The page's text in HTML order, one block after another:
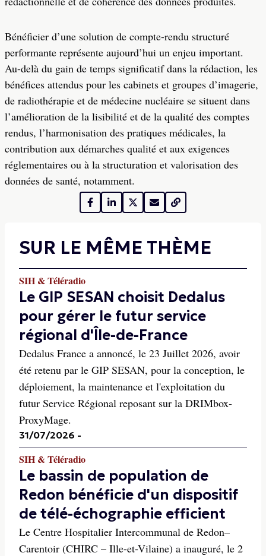
Bénéficier d’une solution de compte-rendu structuré
performante représente aujourd’hui un enjeu important.
Au-delà du gain de temps significatif dans la rédaction, les
bénéfices attendus pour les cabinets et groupes d’imagerie,
de radiothérapie et de médecine nucléaire se situent dans
l’amélioration de la lisibilité et de la qualité des comptes
rendus, l’harmonisation des pratiques médicales, la
contribution aux démarches qualité et aux exigences
réglementaires ou à la structuration et valorisation des
données de santé, notamment.
SUR LE MÊME THÈME
SIH & Téléradio
Le GIP SESAN choisit Dedalus
pour gérer le futur service
régional d'Île-de-France
Dedalus France a annoncé, le 23 Juillet 2026, avoir
été retenu par le GIP SESAN, pour la conception, le
déploiement, la maintenance et l'exploitation du
futur Service Régional reposant sur la DRIMbox-
ProxyMage.
31/07/2026 -
SIH & Téléradio
Le bassin de population de
Redon bénéficie d'un dispositif
de télé-échographie efficient
Le Centre Hospitalier Intercommunal de Redon–
Carentoir (CHIRC – Ille-et-Vilaine) a inauguré, le 2